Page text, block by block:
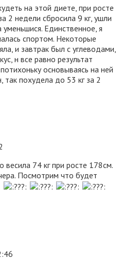
на этой диете, при росте
2 недели сбросила 9 кг, ушли
Единственное, я
спортом. Некоторые
и завтрак был с углеводами,
н все равно результат
основываясь на ней
так похудела до 53 кг за 2
весила 74 кг при росте 178см.
Посмотрим что будет